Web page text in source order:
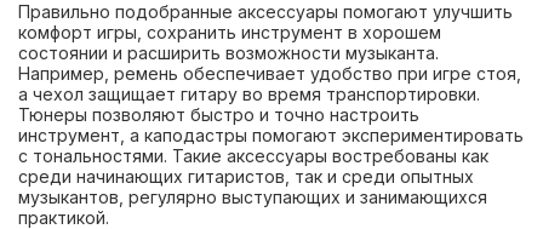
Правильно подобранные аксессуары помогают улучшить
комфорт игры, сохранить инструмент в хорошем
состоянии и расширить возможности музыканта.
Например, ремень обеспечивает удобство при игре стоя,
а чехол защищает гитару во время транспортировки.
Тюнеры позволяют быстро и точно настроить
инструмент, а каподастры помогают экспериментировать
с тональностями. Такие аксессуары востребованы как
среди начинающих гитаристов, так и среди опытных
музыкантов, регулярно выступающих и занимающихся
практикой.